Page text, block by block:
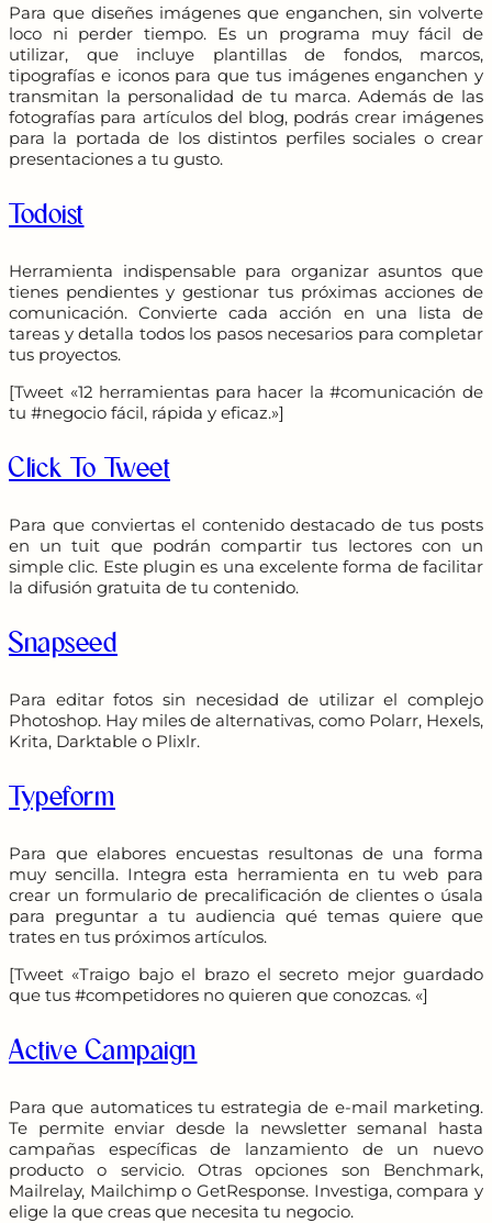
Para que diseñes imágenes que enganchen, sin volverte
loco ni perder tiempo. Es un programa muy fácil de
utilizar, que incluye plantillas de fondos, marcos,
tipografías e iconos para que tus imágenes enganchen y
transmitan la personalidad de tu marca. Además de las
fotografías para artículos del blog, podrás crear imágenes
para la portada de los distintos perfiles sociales o crear
presentaciones a tu gusto.
Todoist
Herramienta indispensable para organizar asuntos que
tienes pendientes y gestionar tus próximas acciones de
comunicación. Convierte cada acción en una lista de
tareas y detalla todos los pasos necesarios para completar
tus proyectos.
[Tweet «12 herramientas para hacer la #comunicación de
tu #negocio fácil, rápida y eficaz.»]
Click To Tweet
Para que conviertas el contenido destacado de tus posts
en un tuit que podrán compartir tus lectores con un
simple clic. Este plugin es una excelente forma de facilitar
la difusión gratuita de tu contenido.
Snapseed
Para editar fotos sin necesidad de utilizar el complejo
Photoshop. Hay miles de alternativas, como Polarr, Hexels,
Krita, Darktable o Plixlr.
Typeform
Para que elabores encuestas resultonas de una forma
muy sencilla. Integra esta herramienta en tu web para
crear un formulario de precalificación de clientes o úsala
para preguntar a tu audiencia qué temas quiere que
trates en tus próximos artículos.
[Tweet «Traigo bajo el brazo el secreto mejor guardado
que tus #competidores no quieren que conozcas. «]
Active Campaign
Para que automatices tu estrategia de e-mail marketing.
Te permite enviar desde la newsletter semanal hasta
campañas específicas de lanzamiento de un nuevo
producto o servicio. Otras opciones son Benchmark,
Mailrelay, Mailchimp o GetResponse. Investiga, compara y
elige la que creas que necesita tu negocio.